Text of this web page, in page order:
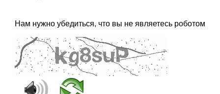
Нам нужно убедиться, что вы не являетесь роботом